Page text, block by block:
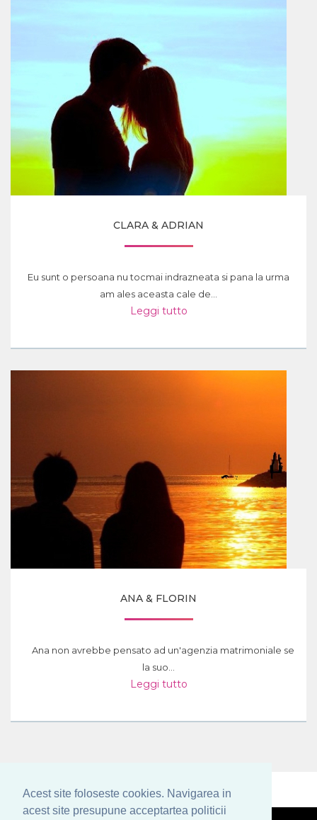
Acest site foloseste cookies. Navigarea in
acest site presupune acceptartea politicii
CLARA & ADRIAN
Eu sunt o persoana nu tocmai indrazneata si pana la urma
am ales aceasta cale de...
Leggi tutto
ANA & FLORIN
Ana non avrebbe pensato ad un'agenzia matrimoniale se
la suo...
Leggi tutto